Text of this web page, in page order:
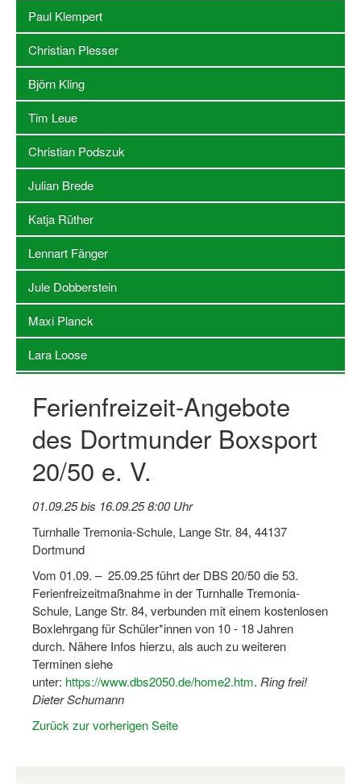
Wege zur Kooperation
Villa Froschloch
Qualifizierung
SSB Qualifizierungen
Übersicht Qualifizierungswege
Qualifizierung im Vereinsmanagement
Fachtag Bildung braucht Bewegung
Erste-Hilfe-Ausbildung
Bezuschussung Qualifizierung für Dortmunder
Projekte
Mini-Sportabzeichen
Sportgutschein 4.0
SportartCheck
Sport im Ganztag
Sport vor Ort
Paul Klempert
Christian Plesser
Björn Kling
Tim Leue
Christian Podszuk
Julian Brede
Katja Rüther
Lennart Fänger
Jule Dobberstein
Maxi Planck
Lara Loose
Ferienfreizeit-Angebote
des Dortmunder Boxsport
20/50 e. V.
01.09.25 bis 16.09.25 8:00 Uhr
Turnhalle Tremonia-Schule, Lange Str. 84, 44137
Dortmund
Vom 01.09. – 25.09.25 führt der DBS 20/50 die 53.
Ferienfreizeitmaßnahme in der Turnhalle Tremonia-
Schule, Lange Str. 84, verbunden mit einem kostenlosen
Boxlehrgang für Schüler*innen von 10 - 18 Jahren
durch. Nähere Infos hierzu, als auch zu weiteren
Terminen siehe
unter: https://www.dbs2050.de/home2.htm. Ring frei!
Dieter Schumann
Zurück zur vorherigen Seite